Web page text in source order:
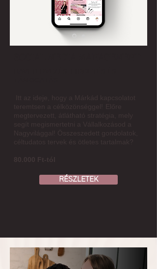
80.000 Ft-tól
RÉSZLETEK